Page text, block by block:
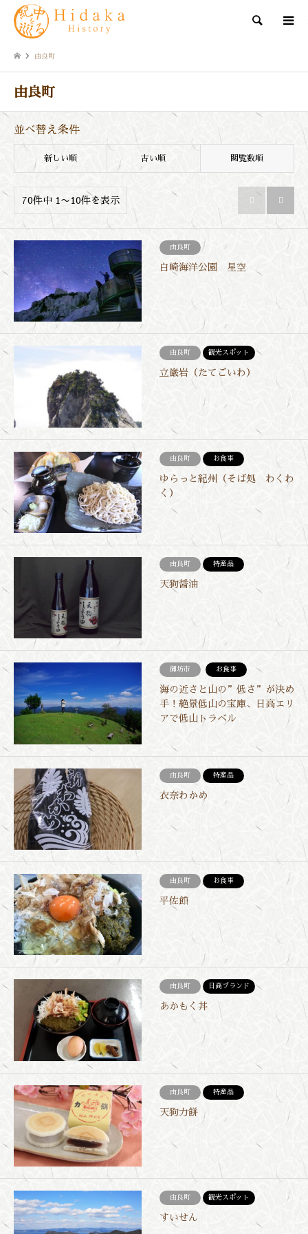
検索
由良町
由良町
並べ替え条件
新しい順 古い順 閲覧数順
70件中 1〜10件を表示  
由良町
白崎海洋公園 星空
由良町 観光スポット
立巌岩（たてごいわ）
由良町 お食事
ゆらっと紀州（そば処 わくわ
く）
由良町 特産品
天狗醤油
御坊市 お食事
海の近さと山の”低さ”が決め
手！絶景低山の宝庫、日高エリ
アで低山トラベル
由良町 特産品
衣奈わかめ
由良町 お食事
平佐館
由良町 日高ブランド
あかもく丼
由良町 特産品
天狗力餅
由良町 観光スポット
すいせん